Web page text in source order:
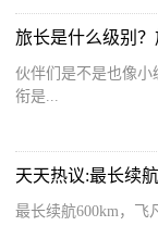
旅长是什么级别？
伙伴们是不是也像小
衔是...
天天热议:最长续
最长续航600km，飞